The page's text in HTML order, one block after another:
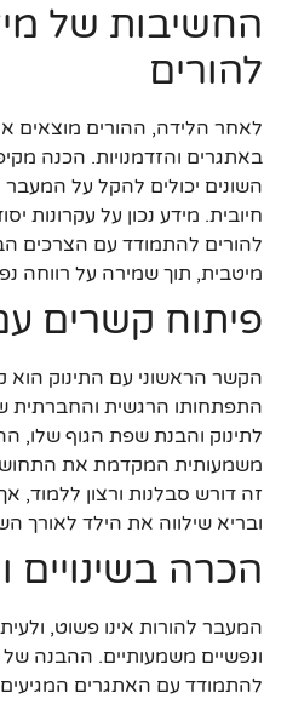
החשיבות של
להורים
לאחר הלידה, ההורים
באתגרים והזדמנויות. הכנה
השונים יכולים להקל על המעבר
חיובית. מידע נכון על עקרונות
להורים להתמודד עם הצרכים
מיטבית, תוך שמירה על רווחה
פיתוח קשרים
הקשר הראשוני עם התינוק הוא
התפתחותו הרגשית
לתינוק והבנת שפת הגוף שלו,
משמעותית המקדמת את
זה דורש סבלנות ורצון ללמוד,
ובריא שילווה את הילד לאורך
הכרה בשינויים
המעבר להורות אינו פשוט,
ונפשיים משמעותיים. ההבנה של
להתמודד עם האתגרים